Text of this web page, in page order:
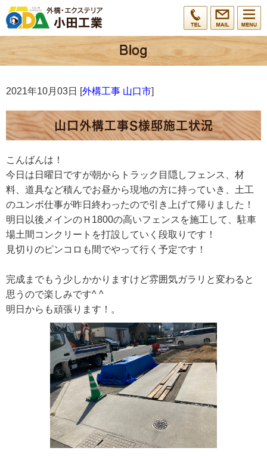
2021年10月03日 [外構工事 山口市]
山口外構工事S様邸施工状況
こんばんは！
今日は日曜日ですが朝からトラック目隠しフェンス、材
料、道具など積んでお昼から現地の方に持っていき、土工
のユンボ仕事が昨日終わったので引き上げて帰りました！
明日以後メインのＨ1800の高いフェンスを施工して、駐車
場土間コンクリートを打設していく段取りです！
見切りのピンコロも間でやって行く予定です！
完成までもう少しかかりますけど雰囲気ガラリと変わると
思うので楽しみです^ ^
明日からも頑張ります！。